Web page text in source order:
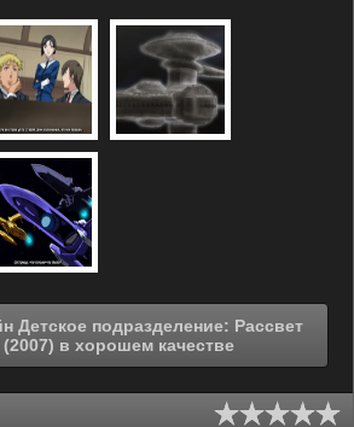
правды (2007) в хорошем качестве